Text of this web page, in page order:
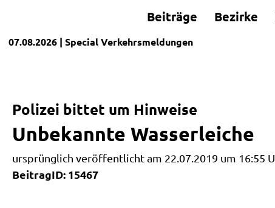
Beiträge Bezirke
07.08.2026 | SpecialVerkehrsmeldungen
Polizei bittet um Hinweise
Unbekannte Wasserleiche
ursprünglich veröffentlicht am 22.07.2019 um 16:55
BeitragID: 15467